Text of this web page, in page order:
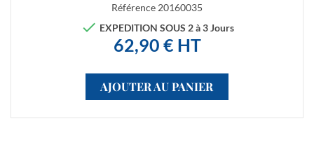
Référence 20160035
 EXPEDITION SOUS 2 à 3 Jours
62,90 € HT
AJOUTER AU PANIER